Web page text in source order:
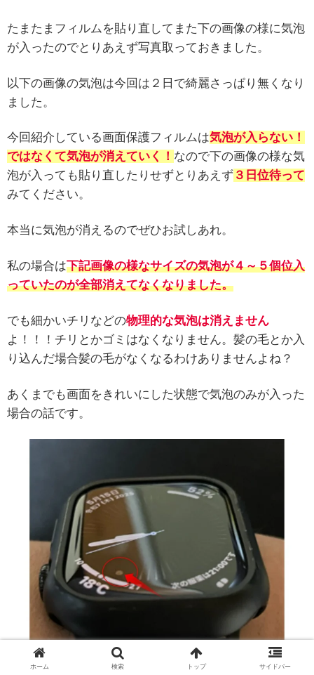
たまたまフィルムを貼り直してまた下の画像の様に気泡
が入ったのでとりあえず写真取っておきました。
以下の画像の気泡は今回は２日で綺麗さっぱり無くなり
ました。
今回紹介している画面保護フィルムは気泡が入らない！
ではなくて気泡が消えていく！ なので下の画像の様な気
泡が入っても貼り直したりせずとりあえず ３日位待って
みてください。
本当に気泡が消えるのでぜひお試しあれ。
私の場合は下記画像の様なサイズの気泡が４～５個位入
っていたのが全部消えてなくなりました。
でも細かいチリなどの物理的な気泡は消えません
よ！！！チリとかゴミはなくなりません。髪の毛とか入
り込んだ場合髪の毛がなくなるわけありませんよね？
あくまでも画面をきれいにした状態で気泡のみが入った
場合の話です。
ホーム 検索 トップ サイドバー